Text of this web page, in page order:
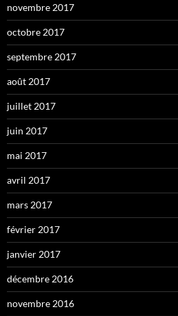
novembre 2017
octobre 2017
septembre 2017
août 2017
juillet 2017
juin 2017
mai 2017
avril 2017
mars 2017
février 2017
janvier 2017
décembre 2016
novembre 2016